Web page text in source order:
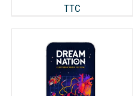
TTC